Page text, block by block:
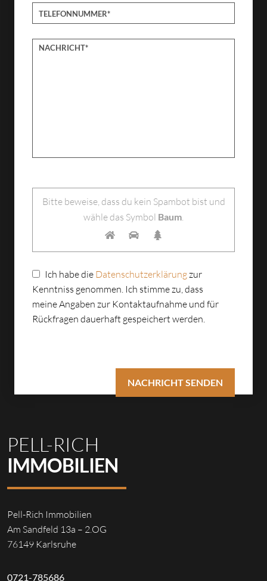
Bitte lasse dieses Feld leer.
Bitte beweise, dass du kein Spambot bist und
wähle das Symbol Baum.
Ich habe die Datenschutzerklärungzur
Kenntniss genommen. Ich stimme zu, dass
meine Angaben zur Kontaktaufnahme und für
Rückfragen dauerhaft gespeichert werden.
PELL-RICH
IMMOBILIEN
Pell-Rich Immobilien
Am Sandfeld 13a – 2.OG
76149 Karlsruhe
0721-785686